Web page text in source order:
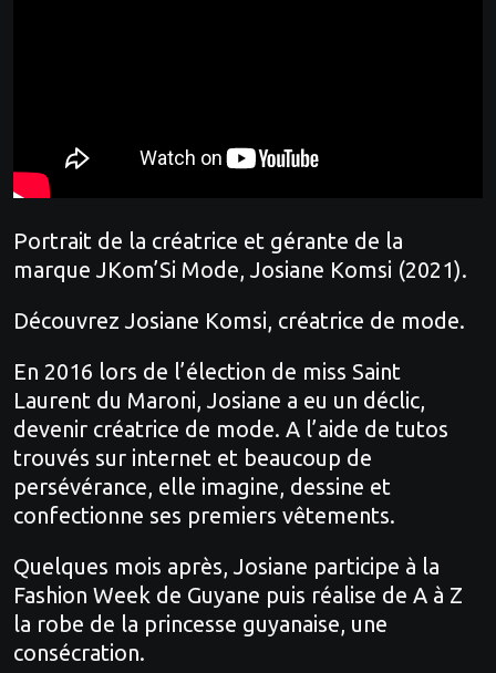
Portrait de la créatrice et gérante de la
marque JKom’Si Mode, Josiane Komsi (2021).
Découvrez Josiane Komsi, créatrice de mode.
En 2016 lors de l’élection de miss Saint
Laurent du Maroni, Josiane a eu un déclic,
devenir créatrice de mode. A l’aide de tutos
trouvés sur internet et beaucoup de
persévérance, elle imagine, dessine et
confectionne ses premiers vêtements.
Quelques mois après, Josiane participe à la
Fashion Week de Guyane puis réalise de A à Z
la robe de la princesse guyanaise, une
consécration.